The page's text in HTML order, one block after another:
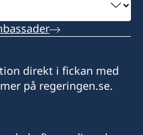
direkt i fickan med
på regeringen.se.